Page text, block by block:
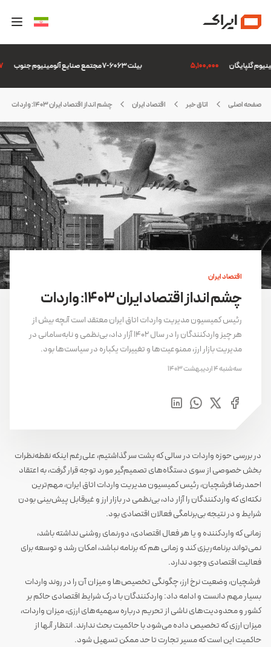
بیلت 6063-7 مجتمع صنایع آلومینیوم جنوب 5,100,000
صفحه اصلی اتاق خبر اقتصاد ایران چشم انداز اقتصاد ایران 1403: واردات
اقتصاد ایران
چشم انداز اقتصاد ایران 1403: واردات
رئیس کمیسیون مدیریت واردات اتاق ایران معتقد است آنچه بیش از
هر چیز واردکنندگان را در سال 1402 آزار داد، بی‌نظمی و نابه‌سامانی در
مدیریت بازار ارز، ممنوعیت‌ها و تغییرات یکباره در سیاست‌ها بود.
سه‌شنبه 4 اردیبهشت 1403
در بررسی حوزه واردات در سالی که پشت سر گذاشتیم، علی‌رغم اینکه نقطه‌نظرات
بخش خصوصی از سوی دستگاه‌های تصمیم‌گیر مورد توجه قرار گرفت، به اعتقاد
احمدرضا فرشچیان، رئیس کمیسیون مدیریت واردات اتاق ایران، مهم‌ترین
نکته‌ای که واردکنندگان را آزار داد، بی‌نظمی در بازار ارز و غیرقابل پیش‌بینی بودن
شرایط و در نتیجه بی‌برنامگی فعالان اقتصادی بود.
زمانی که واردکننده و یا هر فعال اقتصادی، دورنمای روشنی نداشته باشد،
نمی‌تواند برنامه‌ریزی کند و زمانی هم که برنامه نباشد، امکان رشد و توسعه برای
فعالیت اقتصادی وجود ندارد.
فرشچیان، وضعیت نرخ ارز، چگونگی تخصیص‌ها و میزان آن را در روند واردات
بسیار مهم دانست و ادامه داد: واردکنندگان با درک شرایط اقتصادی حاکم بر
کشور و محدودیت‌های ناشی از تحریم درباره سهمیه‌های ارزی، میزان واردات،
میزان ارزی که تخصیص داده می‌شود با حاکمیت بحث ندارند. انتظار آنها از
حاکمیت این است که مسیر تجارت تا حد ممکن تسهیل شود.